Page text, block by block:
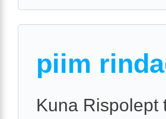
piim
Kuna Rispolept